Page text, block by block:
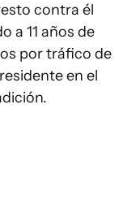
contra él
a 11 años de
por tráfico de
en el